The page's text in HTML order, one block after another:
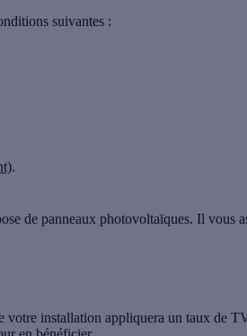
suivantes :
.
de panneaux photovoltaïques. Il vous
votre installation appliquera un taux de